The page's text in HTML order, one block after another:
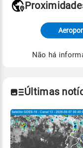
Fonte: dados
meteorológicas
de Tempo e
Não há
Últimas